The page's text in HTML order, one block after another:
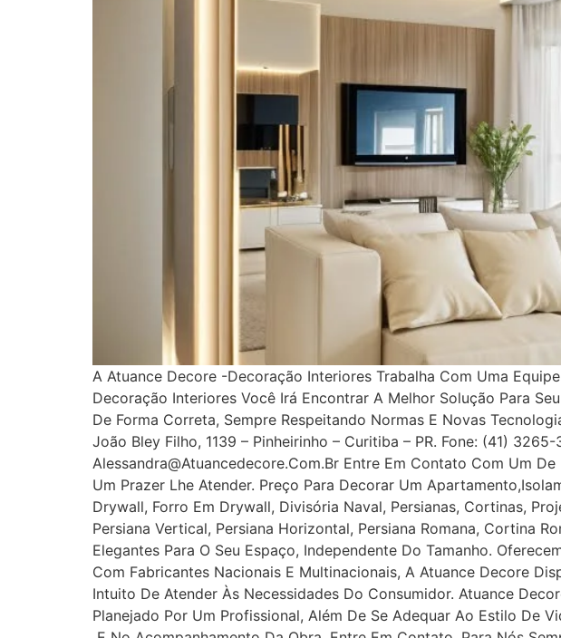
A Atuance Decore -Decoração Interiores Trabalha Com Uma
Decoração Interiores Você Irá Encontrar A Melhor Solução Para
De Forma Correta, Sempre Respeitando Normas E Novas
João Bley Filho, 1139 – Pinheirinho – Curitiba – PR. Fone: (41)
Alessandra@atuancedecore.com.br Entre Em Contato Com Um
Um Prazer Lhe Atender. Preço Para Decorar Um
Drywall, Forro Em Drywall, Divisória Naval, Persianas, Cortinas,
Persiana Vertical, Persiana Horizontal, Persiana Romana, Cortina
Elegantes Para O Seu Espaço, Independente Do Tamanho.
Com Fabricantes Nacionais E Multinacionais, A Atuance Decore
Intuito De Atender Às Necessidades Do Consumidor. Atuance
Planejado Por Um Profissional, Além De Se Adequar Ao Estilo De